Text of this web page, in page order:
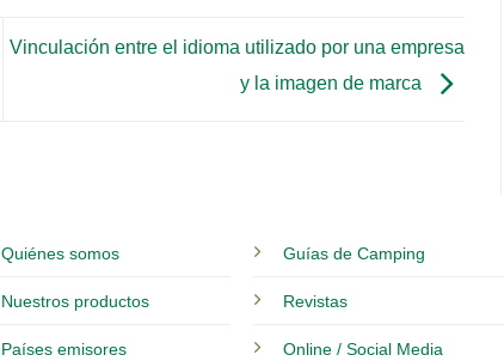
Vinculación entre el idioma utilizado por una empresa
y la imagen de marca
Quiénes somos
Nuestros productos
Países emisores
Guías de Camping
Revistas
Online / Social Media